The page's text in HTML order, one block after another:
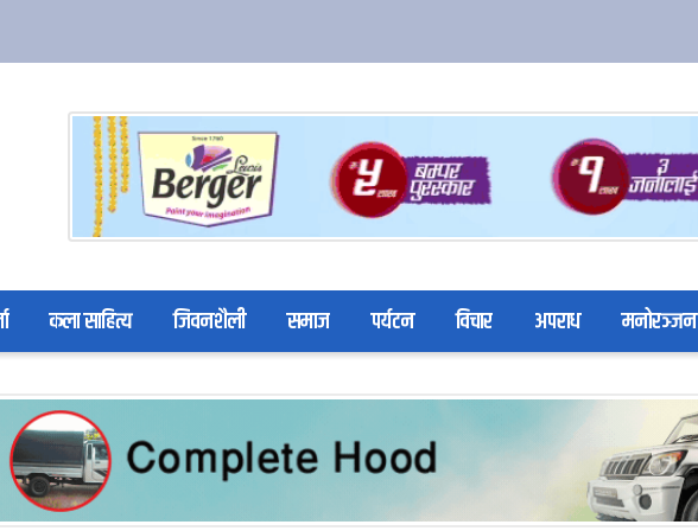
कला साहित्य जिवनशैली समाज पर्यटन विचार अपराध मनोरञ्जन